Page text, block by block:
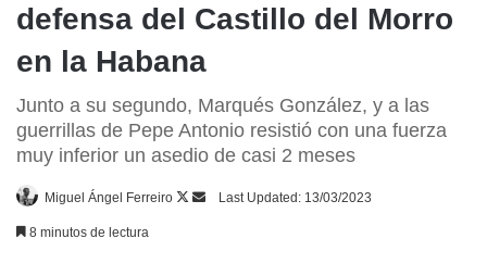
defensa del Castillo del Morro
en la Habana
Junto a su segundo, Marqués González, y a las
guerrillas de Pepe Antonio resistió con una fuerza
muy inferior un asedio de casi 2 meses
Miguel Ángel Ferreiro
Follow
SendLast Updated: 13/03/2023
8 minutos de lectura